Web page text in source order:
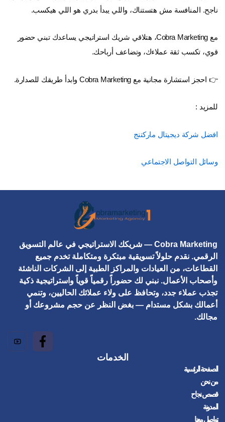
ناجح. المنافسة مش هتستناك، واللي يبدأ بدري هو اللي هيكسب.
مع Cobra Marketing، هتلاقي شريك استراتيجي يساعدك تبني حضور
قوي، تكسب ثقة عملاءك، وتضاعف أرباحك.
👉 احجز استشارة مجانية مع Cobra Marketing وابدأ طريقك للصدارة.
للمزيد :
افضل شركة ديجيتال ماركتنج
وسائل التواصل الاجتماعي
Cobra Marketing — شريكك الاستراتيجي في عالم التسويق
الرقمي. نقدم حلولاً تسويقية مبتكرة ومتكاملة تخدم جميع
القطاعات، من العيادات والمراكز الطبية إلى الشركات الناشئة
وأصحاب الأعمال. نبني لك حضوراً رقمياً قوياً واستراتيجية ذكية
تجذب عملاء جدد، وتحافظ على ولاء عملائك الحاليين، وتنمي
أعمالك بشكل مستدام — بغض النظر عن حجم مشروعك أو
مجالك.
الخدمات
الصفحة الرئسية
من نحن
قصص نجاح
المدونة
تواصل معنا